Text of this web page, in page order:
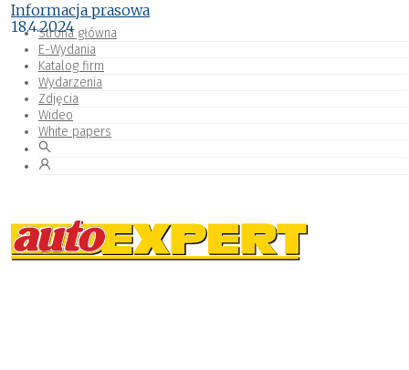
Strona główna
E-Wydania
Katalog firm
Wydarzenia
Zdjęcia
Wideo
White papers
Informacja prasowa
18.4.2024